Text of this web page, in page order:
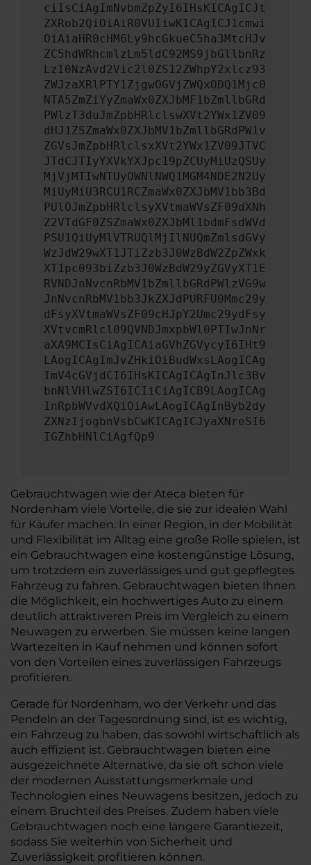
ciIsCiAgImNvbmZpZyI6IHsKICAgICJt
ZXRob2QiOiAiR0VUIiwKICAgICJ1cmwi
OiAiaHR0cHM6Ly9hcGkueC5ha3MtcHJv
ZC5hdWRhcmlzLm5ldC92MS9jbGllbnRz
LzI0NzAvd2Vic2l0ZS12ZWhpY2xlcz93
ZWJzaXRlPTY1ZjgwOGVjZWQxODQ1Mjc0
NTA5ZmZiYyZmaWx0ZXJbMF1bZmllbGRd
PWlzT3duJmZpbHRlclswXVt2YWx1ZV09
dHJ1ZSZmaWx0ZXJbMV1bZmllbGRdPW1v
ZGVsJmZpbHRlclsxXVt2YWx1ZV09JTVC
JTdCJTIyYXVkYXJpc19pZCUyMiUzQSUy
MjVjMTIwNTUyOWNlNWQ1MGM4NDE2N2Uy
MiUyMiU3RCU1RCZmaWx0ZXJbMV1bb3Bd
PUlOJmZpbHRlclsyXVtmaWVsZF09dXNh
Z2VTdGF0ZSZmaWx0ZXJbMl1bdmFsdWVd
PSU1QiUyMlVTRUQlMjIlNUQmZmlsdGVy
WzJdW29wXT1JTiZzb3J0WzBdW2ZpZWxk
XT1pc093biZzb3J0WzBdW29yZGVyXT1E
RVNDJnNvcnRbMV1bZmllbGRdPWlzVG9w
JnNvcnRbMV1bb3JkZXJdPURFU0Mmc29y
dFsyXVtmaWVsZF09cHJpY2Umc29ydFsy
XVtvcmRlcl09QVNDJmxpbWl0PTIwJnNr
aXA9MCIsCiAgICAiaGVhZGVycyI6IHt9
LAogICAgImJvZHkiOiBudWxsLAogICAg
ImV4cGVjdCI6IHsKICAgICAgInJlc3Bv
bnNlVHlwZSI6ICIiCiAgICB9LAogICAg
InRpbWVvdXQiOiAwLAogICAgInByb2dy
ZXNzIjogbnVsbCwKICAgICJyaXNreSI6
IGZhbHNlCiAgfQp9
Gebrauchtwagen wie der Ateca bieten für
Nordenham viele Vorteile, die sie zur idealen Wahl
für Käufer machen. In einer Region, in der Mobilität
und Flexibilität im Alltag eine große Rolle spielen, ist
ein Gebrauchtwagen eine kostengünstige Lösung,
um trotzdem ein zuverlässiges und gut gepflegtes
Fahrzeug zu fahren. Gebrauchtwagen bieten Ihnen
die Möglichkeit, ein hochwertiges Auto zu einem
deutlich attraktiveren Preis im Vergleich zu einem
Neuwagen zu erwerben. Sie müssen keine langen
Wartezeiten in Kauf nehmen und können sofort
von den Vorteilen eines zuverlässigen Fahrzeugs
profitieren.
Gerade für Nordenham, wo der Verkehr und das
Pendeln an der Tagesordnung sind, ist es wichtig,
ein Fahrzeug zu haben, das sowohl wirtschaftlich als
auch effizient ist. Gebrauchtwagen bieten eine
ausgezeichnete Alternative, da sie oft schon viele
der modernen Ausstattungsmerkmale und
Technologien eines Neuwagens besitzen, jedoch zu
einem Bruchteil des Preises. Zudem haben viele
Gebrauchtwagen noch eine längere Garantiezeit,
sodass Sie weiterhin von Sicherheit und
Zuverlässigkeit profitieren können.